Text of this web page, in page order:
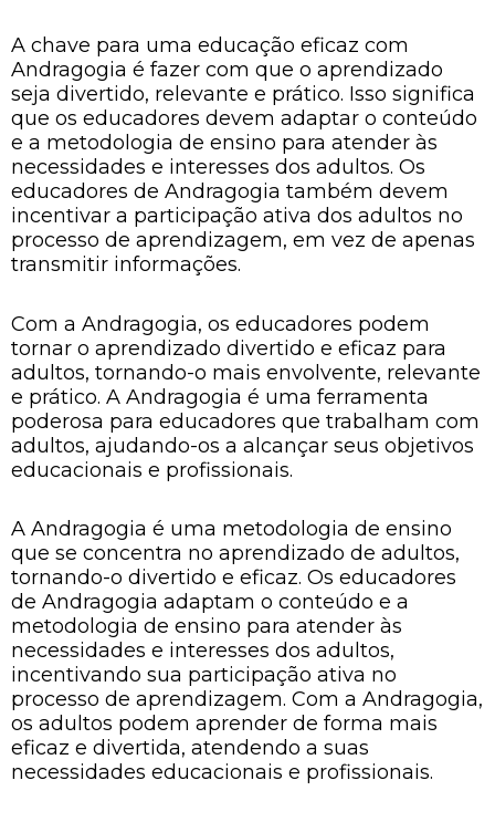
A chave para uma educação eficaz com
Andragogia é fazer com que o aprendizado
seja divertido, relevante e prático. Isso significa
que os educadores devem adaptar o conteúdo
e a metodologia de ensino para atender às
necessidades e interesses dos adultos. Os
educadores de Andragogia também devem
incentivar a participação ativa dos adultos no
processo de aprendizagem, em vez de apenas
transmitir informações.
Com a Andragogia, os educadores podem
tornar o aprendizado divertido e eficaz para
adultos, tornando-o mais envolvente, relevante
e prático. A Andragogia é uma ferramenta
poderosa para educadores que trabalham com
adultos, ajudando-os a alcançar seus objetivos
educacionais e profissionais.
A Andragogia é uma metodologia de ensino
que se concentra no aprendizado de adultos,
tornando-o divertido e eficaz. Os educadores
de Andragogia adaptam o conteúdo e a
metodologia de ensino para atender às
necessidades e interesses dos adultos,
incentivando sua participação ativa no
processo de aprendizagem. Com a Andragogia,
os adultos podem aprender de forma mais
eficaz e divertida, atendendo a suas
necessidades educacionais e profissionais.